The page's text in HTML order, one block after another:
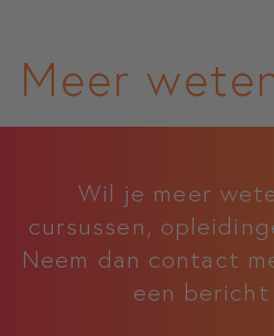
Meer
Wil je meer
cursussen,
Neem dan contact
een